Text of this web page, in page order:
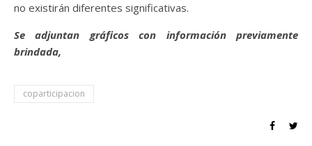
no existirán diferentes significativas.
Se adjuntan gráficos con información previamente
brindada,
coparticipacion